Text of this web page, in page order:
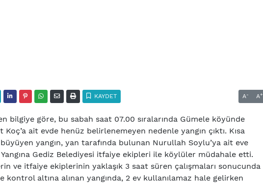
KAYDET A- A+
bilgiye göre, bu sabah saat 07.00 sıralarında Gümele köyünde
Koç’a ait evde henüz belirlenemeyen nedenle yangın çıktı. Kısa
yangın, yan tarafında bulunan Nurullah Soylu’ya ait eve
Yangına Gediz Belediyesi itfaiye ekipleri ile köylüler müdahale etti.
ve itfaiye ekiplerinin yaklaşık 3 saat süren çalışmaları sonucunda
kontrol altına alınan yangında, 2 ev kullanılamaz hale gelirken